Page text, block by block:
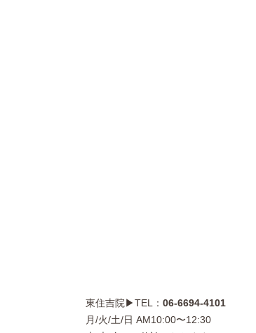
東住吉院▶TEL： 06-6694-4101
月/火/土/日 AM10:00〜12:30